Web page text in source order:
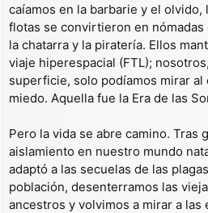
caíamos en la barbarie y el
flotas se convirtieron en
la chatarra y la piratería. Ellos
viaje hiperespacial (FTL);
superficie, solo podíamos mirar
miedo. Aquella fue la Era de las
Pero la vida se abre camino. Tras
aislamiento en nuestro mundo
adaptó a las secuelas de las
población, desenterramos las
ancestros y volvimos a mirar a las